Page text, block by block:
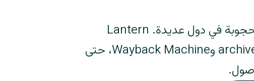
أكبر مكتبة رقمية في العالم محجوبة في دول عديدة. Lantern
يساعدك على الاتصال بـ archive.org وWayback Machine، حتى